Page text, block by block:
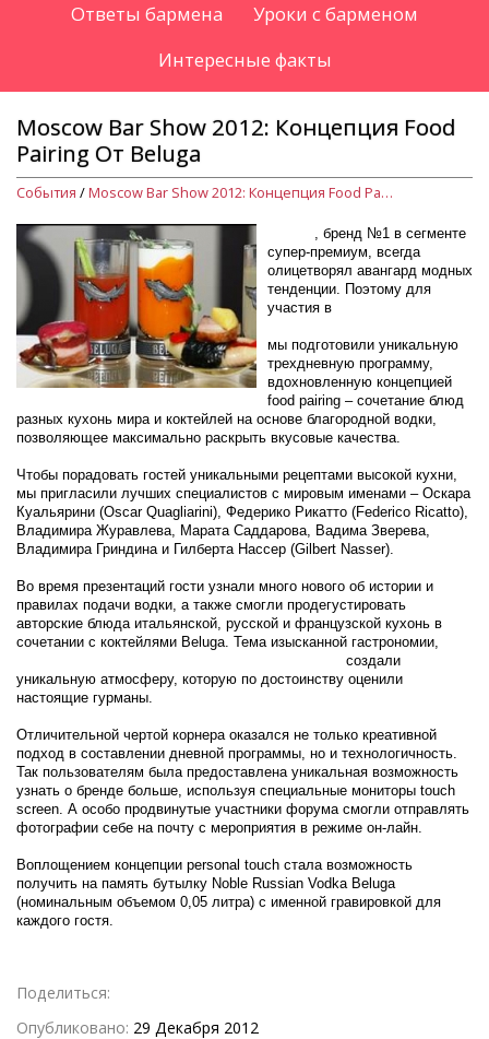
Ответы бармена
Уроки с барменом
Интересные факты
Moscow Bar Show 2012: Концепция Food
Pairing От Beluga
События / Moscow Bar Show 2012: Концепция Food Pairing От Beluga
, бренд №1 в сегменте
супер-премиум, всегда
олицетворял авангард модных
тенденции. Поэтому для
участия в
мы подготовили уникальную
трехдневную программу,
вдохновленную концепцией
food pairing – сочетание блюд
разных кухонь мира и коктейлей на основе благородной водки,
позволяющее максимально раскрыть вкусовые качества.
Чтобы порадовать гостей уникальными рецептами высокой кухни,
мы пригласили лучших специалистов с мировым именами – Оскара
Куальярини (Oscar Quagliarini), Федерико Рикатто (Federico Ricatto),
Владимира Журавлева, Марата Саддарова, Вадима Зверева,
Владимира Гриндина и Гилберта Нассер (Gilbert Nasser).
Во время презентаций гости узнали много нового об истории и
правилах подачи водки, а также смогли продегустировать
авторские блюда итальянской, русской и французской кухонь в
сочетании с коктейлями Beluga. Тема изысканной гастрономии,
создали
уникальную атмосферу, которую по достоинству оценили
настоящие гурманы.
Отличительной чертой корнера оказался не только креативной
подход в составлении дневной программы, но и технологичность.
Так пользователям была предоставлена уникальная возможность
узнать о бренде больше, используя специальные мониторы touch
screen. А особо продвинутые участники форума смогли отправлять
фотографии себе на почту с мероприятия в режиме он-лайн.
Воплощением концепции personal touch стала возможность
получить на память бутылку Noble Russian Vodka Beluga
(номинальным объемом 0,05 литра) с именной гравировкой для
каждого гостя.
Поделиться:
Опубликовано: 29 Декабря 2012